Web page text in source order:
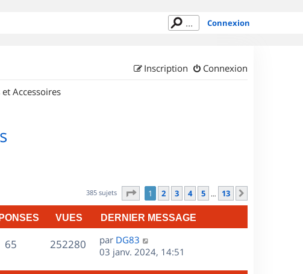
Connexion
Connexion
Inscription
Accessoires
385 sujets Page sur13
1 2 3 4 5 … 13
VUES DERNIER MESSAGE
65R
252280V
D
e
par DG83
03 janv. 2024, 14:51